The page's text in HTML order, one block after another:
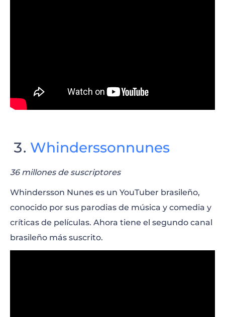
Whinderssonnunes
36 millones de suscriptores
Whindersson Nunes es un YouTuber brasileño,
conocido por sus parodias de música y comedia y
críticas de películas. Ahora tiene el segundo canal
brasileño más suscrito.